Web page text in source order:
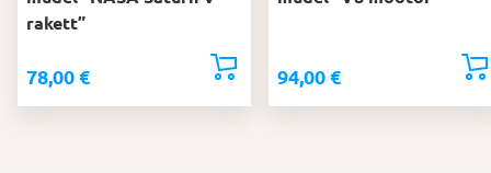
rakett”
78,00 € 94,00 €